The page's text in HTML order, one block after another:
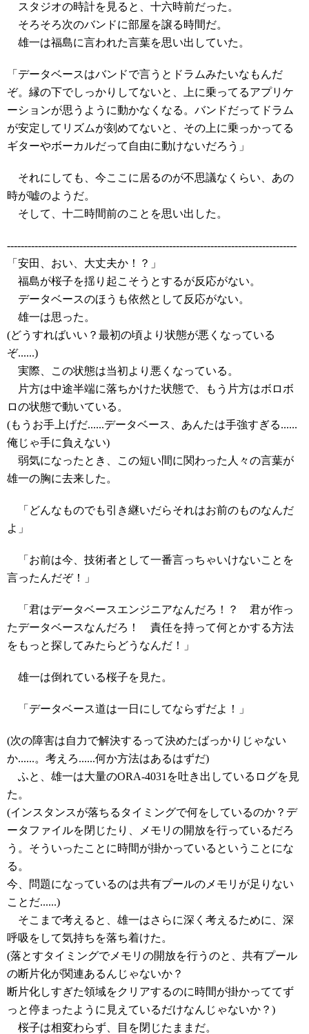
スタジオの時計を見ると、十六時前だった。
そろそろ次のバンドに部屋を譲る時間だ。
雄一は福島に言われた言葉を思い出していた。
「データベースはバンドで言うとドラムみたいなもんだ
ぞ。縁の下でしっかりしてないと、上に乗ってるアプリケ
ーションが思うように動かなくなる。バンドだってドラム
が安定してリズムが刻めてないと、その上に乗っかってる
ギターやボーカルだって自由に動けないだろう」
それにしても、今ここに居るのが不思議なくらい、あの
時が嘘のようだ。
そして、十二時間前のことを思い出した。
------------------------------------------------------------------------------------
「安田、おい、大丈夫か！？」
福島が桜子を揺り起こそうとするが反応がない。
データベースのほうも依然として反応がない。
雄一は思った。
(どうすればいい？最初の頃より状態が悪くなっている
ぞ......)
実際、この状態は当初より悪くなっている。
片方は中途半端に落ちかけた状態で、もう片方はボロボ
ロの状態で動いている。
(もうお手上げだ......データベース、あんたは手強すぎる......
俺じゃ手に負えない)
弱気になったとき、この短い間に関わった人々の言葉が
雄一の胸に去来した。
「どんなものでも引き継いだらそれはお前のものなんだ
よ」
「お前は今、技術者として一番言っちゃいけないことを
言ったんだぞ！」
「君はデータベースエンジニアなんだろ！？ 君が作っ
たデータベースなんだろ！ 責任を持って何とかする方法
をもっと探してみたらどうなんだ！」
雄一は倒れている桜子を見た。
「データベース道は一日にしてならずだよ！」
(次の障害は自力で解決するって決めたばっかりじゃない
か......。考えろ......何か方法はあるはずだ)
ふと、雄一は大量のORA-4031を吐き出しているログを見
た。
(インスタンスが落ちるタイミングで何をしているのか？デ
ータファイルを閉じたり、メモリの開放を行っているだろ
う。そういったことに時間が掛かっているということにな
る。
今、問題になっているのは共有プールのメモリが足りない
ことだ......)
そこまで考えると、雄一はさらに深く考えるために、深
呼吸をして気持ちを落ち着けた。
(落とすタイミングでメモリの開放を行うのと、共有プール
の断片化が関連あるんじゃないか？
断片化しすぎた領域をクリアするのに時間が掛かっててず
っと停まったように見えているだけなんじゃないか？)
桜子は相変わらず、目を閉じたままだ。